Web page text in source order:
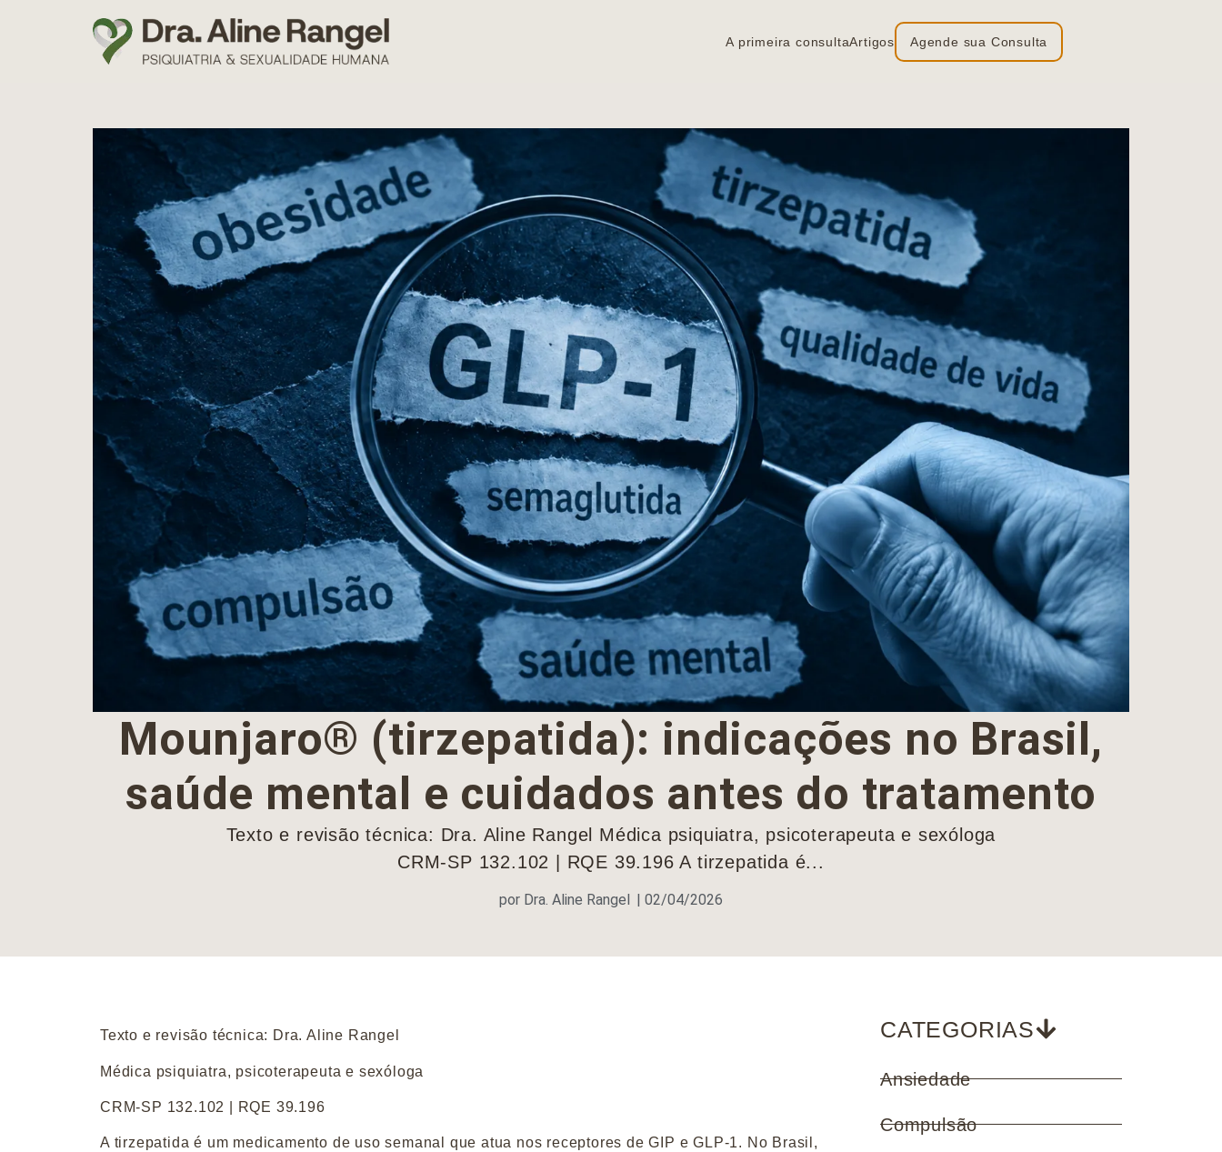
A primeira consultaArtigos Agende sua Consulta
Mounjaro® (tirzepatida): indicações no Brasil,
saúde mental e cuidados antes do tratamento
Texto e revisão técnica: Dra. Aline Rangel Médica psiquiatra, psicoterapeuta e sexóloga
CRM-SP 132.102 | RQE 39.196 A tirzepatida é...
por Dra. Aline Rangel | 02/04/2026
Texto e revisão técnica: Dra. Aline Rangel
Médica psiquiatra, psicoterapeuta e sexóloga
CRM-SP 132.102 | RQE 39.196
A tirzepatida é um medicamento de uso semanal que atua nos receptores de GIP e GLP-1. No Brasil,
CATEGORIAS
Ansiedade
Compulsão